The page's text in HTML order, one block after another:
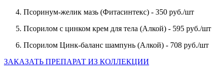
Псоринум-желик мазь (Фитасинтекс) - 350 руб./шт
Псорилом с цинком крем для тела (Алкой) - 595 руб./шт
Псорилом Цинк-баланс шампунь (Алкой) - 708 руб./шт
ЗАКАЗАТЬ ПРЕПАРАТ ИЗ КОЛЛЕКЦИИ